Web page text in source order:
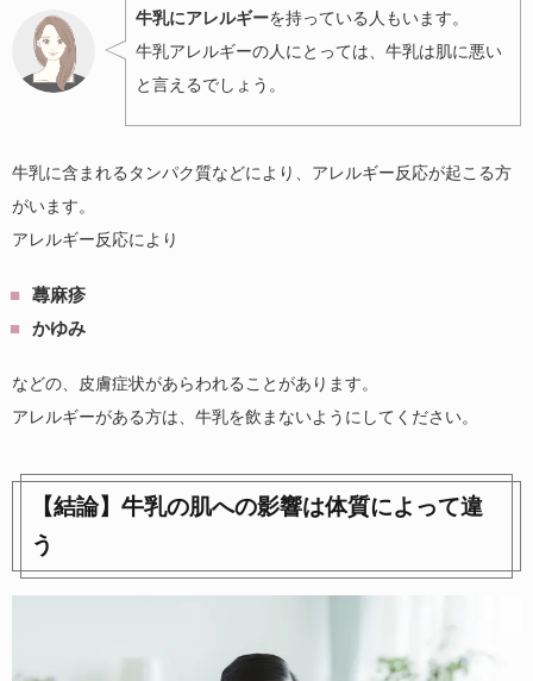
牛乳にアレルギーを持っている人もいます。
牛乳アレルギーの人にとっては、牛乳は肌に悪い
と言えるでしょう。
牛乳に含まれるタンパク質などにより、アレルギー反応が起こる方
がいます。
アレルギー反応により
蕁麻疹
かゆみ
などの、皮膚症状があらわれることがあります。
アレルギーがある方は、牛乳を飲まないようにしてください。
【結論】牛乳の肌への影響は体質によって違
う